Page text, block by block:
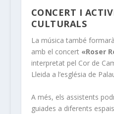
CONCERT I
CULTURALS
La música també
amb el concert «Roser
interpretat pel Cor de
Lleida a l’església de
A més, els assistents
guiades a diferents